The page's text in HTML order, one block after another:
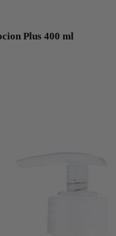
Plus 400 ml